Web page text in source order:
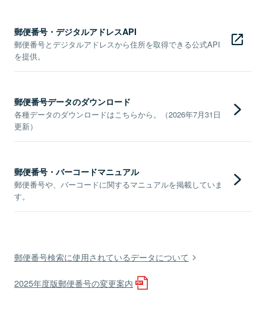
郵便番号・デジタルアドレスAPI
郵便番号とデジタルアドレスから住所を取得できる公式API
を提供。
郵便番号データのダウンロード
各種データのダウンロードはこちらから。（2026年7月31日
更新）
郵便番号・バーコードマニュアル
郵便番号や、バーコードに関するマニュアルを掲載していま
す。
郵便番号検索に使用されているデータについて
2025年度版郵便番号の変更案内